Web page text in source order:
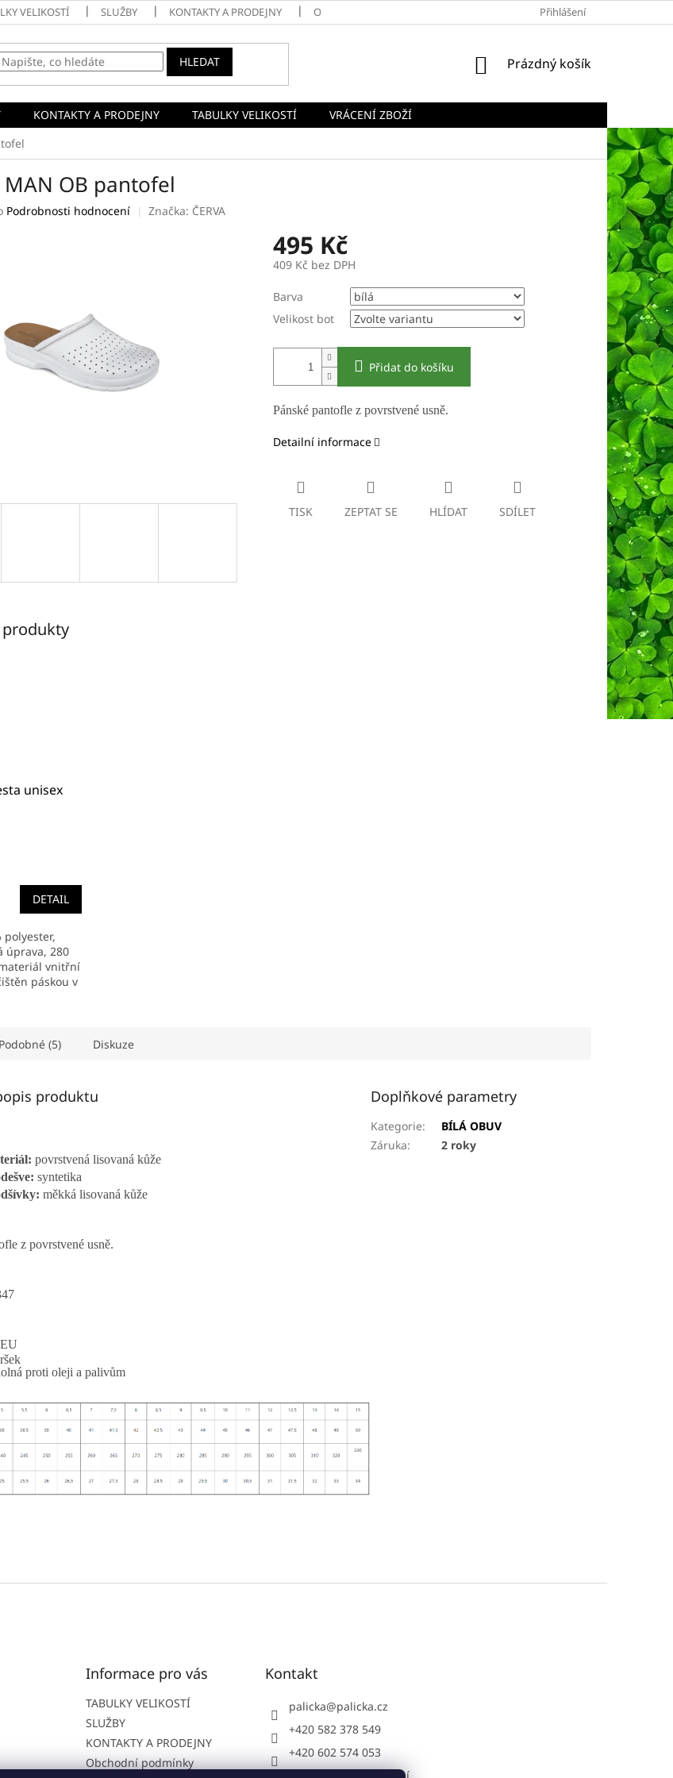
VELIKOSTÍ SLUŽBY KONTAKTY A PRODEJNY OBCHODNÍ PODMÍNKY PODMÍNKY OCHRANY OSOBNÍCH ÚDAJŮ
Přihlášení
HLEDAT
NÁKUPNÍ
Prázdný košík
KONTAKTY A PRODEJNY TABULKY VELIKOSTÍ
VRÁCENÍ ZBOŽÍ
MAN OB pantofel
Podrobnosti hodnocení Značka: ČERVA
495 Kč
409 Kč bez DPH
cena:
Barva
Velikost bot
Přidat do košíku
Pánské pantofle z povrstvené usně.
Detailní informace
TISK ZEPTAT SE HLÍDAT SDÍLET
produkty
unisex
DETAIL
polyester,
úprava, 280
vnitřní
páskou v
Podobné (5) Diskuze
produktu
povrstvená lisovaná kůže
syntetika
měkká lisovaná kůže
z povrstvené usně.
proti oleji a palivům
Doplňkové parametry
Kategorie:
BÍLÁ OBUV
Záruka: 2 roky
Informace pro vás
TABULKY VELIKOSTÍ
SLUŽBY
KONTAKTY A PRODEJNY
Obchodní podmínky
Kontakt
palicka@palicka.cz
+420 582 378 549
+420 602 574 053